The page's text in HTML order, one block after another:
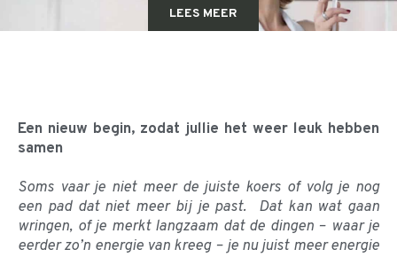
LEES MEER
Een nieuw begin, zodat jullie het weer leuk hebben
samen
Soms vaar je niet meer de juiste koers of volg je nog
een pad dat niet meer bij je past. Dat kan wat gaan
wringen, of je merkt langzaam dat de dingen – waar je
eerder zo’n energie van kreeg – je nu juist meer energie